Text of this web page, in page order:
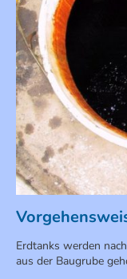
Erdtanks werden
aus der Baugrube